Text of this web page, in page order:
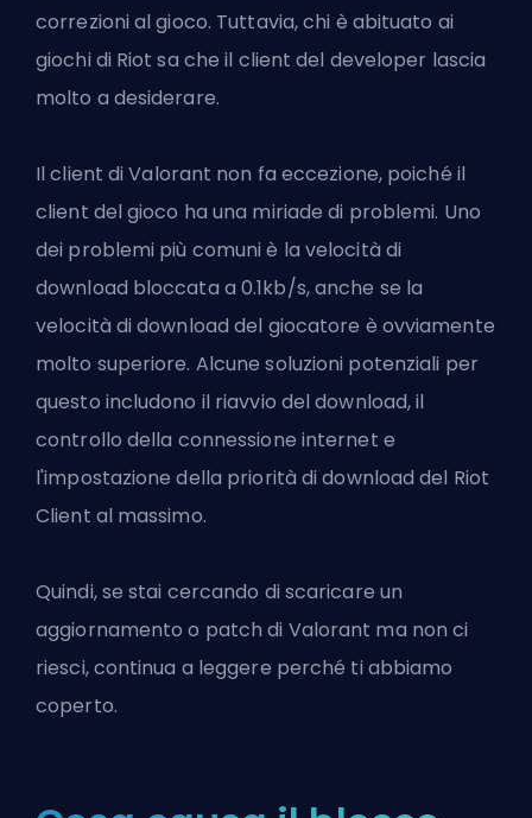
correzioni al gioco. Tuttavia, chi è abituato ai
giochi di Riot sa che il client del developer lascia
molto a desiderare.
Il client di Valorant non fa eccezione, poiché il
client del gioco ha una miriade di problemi. Uno
dei problemi più comuni è la velocità di
download bloccata a 0.1kb/s, anche se la
velocità di download del giocatore è ovviamente
molto superiore. Alcune soluzioni potenziali per
questo includono il riavvio del download, il
controllo della connessione internet e
l'impostazione della priorità di download del Riot
Client al massimo.
Quindi, se stai cercando di scaricare un
aggiornamento o patch di Valorant ma non ci
riesci, continua a leggere perché ti abbiamo
coperto.